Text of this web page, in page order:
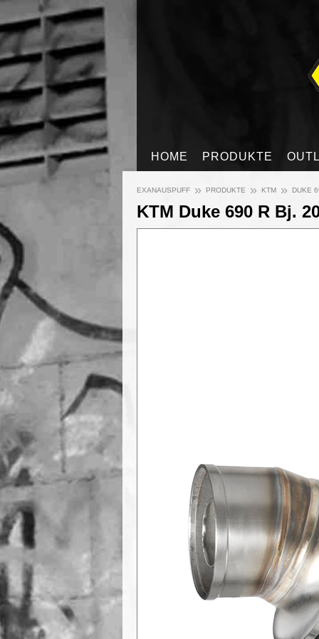
HOME PRODUKTE
EXANAUSPUFF » PRODUKTE » KTM » DUKE
KTM Duke 690 R Bj.